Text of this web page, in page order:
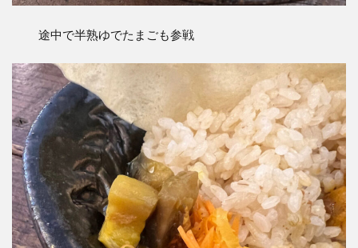
途中で半熟ゆでたまごも参戦